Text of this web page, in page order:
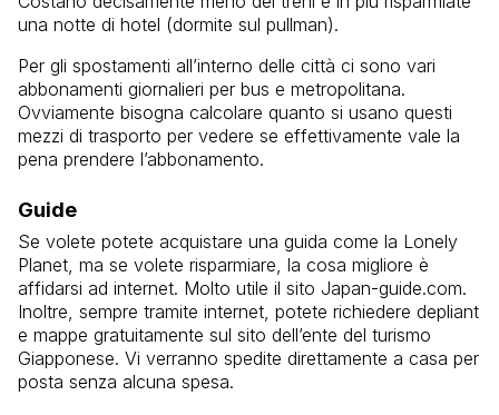
una notte di hotel (dormite sul pullman).
Per gli spostamenti all’interno delle città ci sono vari
abbonamenti giornalieri per bus e metropolitana.
Ovviamente bisogna calcolare quanto si usano questi
mezzi di trasporto per vedere se effettivamente vale la
pena prendere l’abbonamento.
Guide
Se volete potete acquistare una guida come la Lonely
Planet, ma se volete risparmiare, la cosa migliore è
affidarsi ad internet. Molto utile il sito Japan-guide.com.
Inoltre, sempre tramite internet, potete richiedere depliant
e mappe gratuitamente sul sito dell’ente del turismo
Giapponese. Vi verranno spedite direttamente a casa per
posta senza alcuna spesa.